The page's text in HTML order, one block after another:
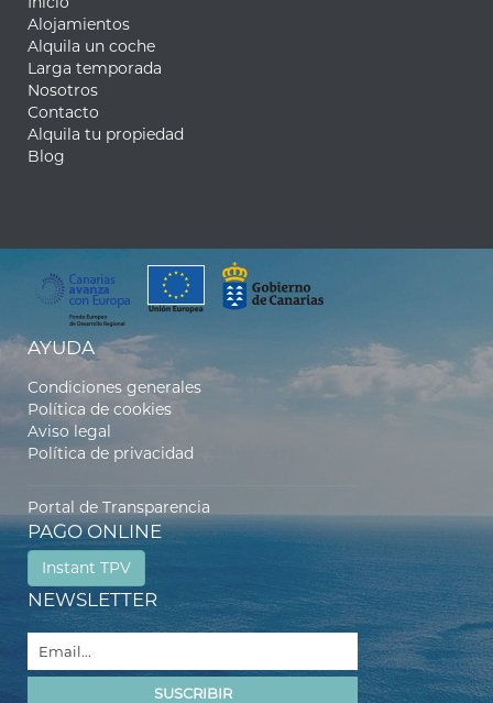
Alojamientos
Alquila un coche
Larga temporada
Nosotros
Contacto
Alquila tu propiedad
Blog
AYUDA
Condiciones generales
Política de cookies
Aviso legal
Política de privacidad
Portal de Transparencia
PAGO ONLINE
Instant TPV
NEWSLETTER